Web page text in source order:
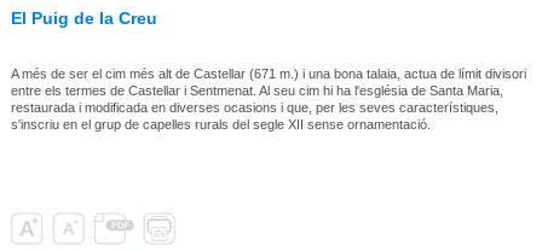
El Puig de la Creu
A més de ser el cim més alt de Castellar (671 m.) i una bona talaia, actua de límit divisori
entre els termes de Castellar i Sentmenat. Al seu cim hi ha l'església de Santa Maria,
restaurada i modificada en diverses ocasions i que, per les seves característiques,
s'inscriu en el grup de capelles rurals del segle XII sense ornamentació.